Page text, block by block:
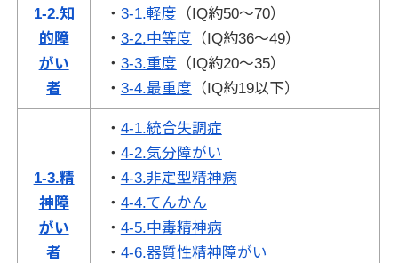
1-2.知
的障
がい
者
・ 3-1.軽度 （IQ約50～70）
・ 3-2.中等度 （IQ約36～49）
・ 3-3.重度 （IQ約20～35）
・ 3-4.最重度 （IQ約19以下）
1-3.精
神障
がい
者
・ 4-1.統合失調症
・ 4-2.気分障がい
・ 4-3.非定型精神病
・ 4-4.てんかん
・ 4-5.中毒精神病
・ 4-6.器質性精神障がい